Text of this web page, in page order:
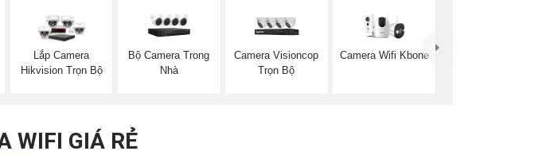
Lắp Camera
Hikvision Trọn Bộ
Bộ Camera Trong
Nhà
Camera Visioncop
Trọn Bộ
Camera Wifi Kbone
WIFI GIÁ RẺ